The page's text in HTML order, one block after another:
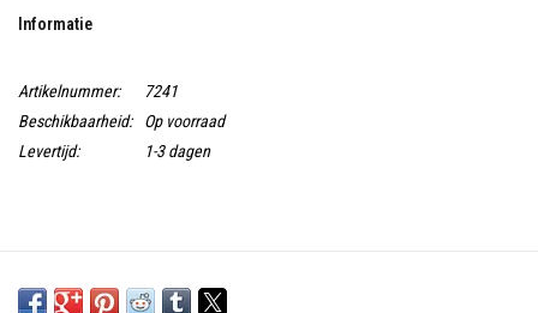
Informatie
Artikelnummer:
7241
Beschikbaarheid:
Op voorraad
Levertijd:
1-3 dagen